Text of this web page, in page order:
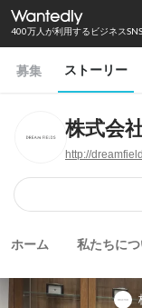
400万人が利用するビジネスSNS
募集 ストーリー
株式会
http://
ホーム 私たちに